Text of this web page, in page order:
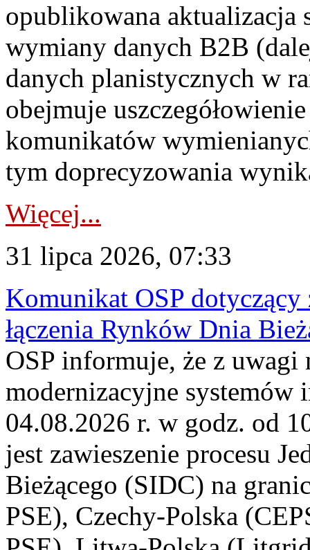
opublikowana aktualizacja
wymiany danych B2B
danych planistycznych w
obejmuje
komunikatów
tym doprecyzowania
Więcej...
31 lipca 2026, 07:33
Komunikat OSP dotyczący
łączenia Rynków Dnia
OSP informuje, że z uwagi
modernizacyjne
04.08.2026 r. w godz. od
jest zawieszenie procesu
Bieżącego (SIDC) na
PSE), Czechy-Polska